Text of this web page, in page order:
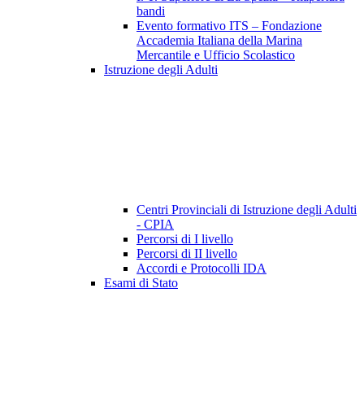
bandi
Evento formativo ITS – Fondazione
Accademia Italiana della Marina
Mercantile e Ufficio Scolastico
Istruzione degli Adulti
Centri Provinciali di Istruzione degli Adulti
- CPIA
Percorsi di I livello
Percorsi di II livello
Accordi e Protocolli IDA
Esami di Stato